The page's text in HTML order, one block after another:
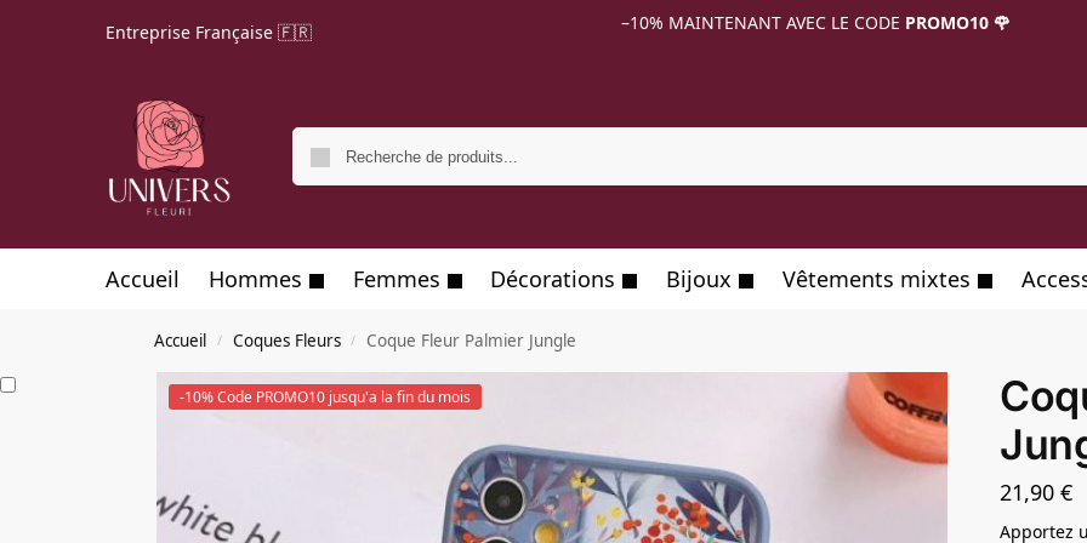
Entreprise Française 🇫🇷 –10% MAINTENANT AVEC LE CODE PROMO10 🌹
Accueil Hommes Femmes Décorations Bijoux Vêtements mixtes
Accueil / Coques Fleurs / Coque Fleur Palmier Jungle
-10% Code PROMO10 jusqu'a la fin du mois
21,90€
Apportez